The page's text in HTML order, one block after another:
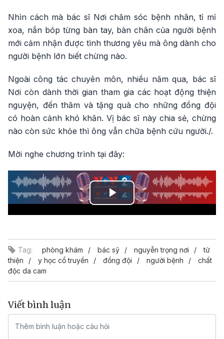
Nhìn cách mà bác sĩ Nơi chăm sóc bệnh nhân, tỉ mỉ
xoa, nắn bóp từng bàn tay, bàn chân của người bệnh
mới cảm nhận được tình thương yêu mà ông dành cho
người bệnh lớn biết chừng nào.
Ngoài công tác chuyên môn, nhiều năm qua, bác sĩ
Nơi còn dành thời gian tham gia các hoạt động thiện
nguyện, đến thăm và tặng quà cho những đồng đội
có hoàn cảnh khó khăn. Vị bác sĩ này chia sẻ, chừng
nào còn sức khỏe thì ông vẫn chữa bệnh cứu người./.
Mời nghe chương trình tại đây:
Play
Tag: phòng khám bác sỹ nguyễn trọng nơi
từ
thiện
y học cổ truyền đồng đội người bệnh
chất
độc da cam
Viết bình luận